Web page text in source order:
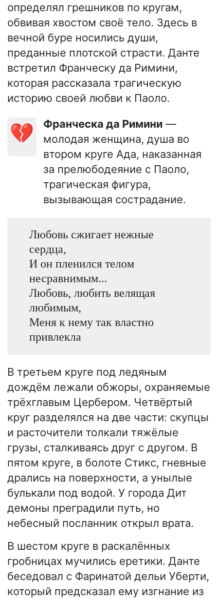
определял грешников по кругам,
обвивая хвостом своё тело. Здесь в
вечной буре носились души,
преданные плотской страсти. Данте
встретил Франческу да Римини,
которая рассказала трагическую
историю своей любви к Паоло.
💔 Франческа да Римини —
молодая женщина, душа во
втором круге Ада, наказанная
за прелюбодеяние с Паоло,
трагическая фигура,
вызывающая сострадание.
Любовь сжигает нежные
сердца,
И он пленился телом
несравнимым...
Любовь, любить велящая
любимым,
Меня к нему так властно
привлекла
В третьем круге под ледяным
дождём лежали обжоры, охраняемые
трёхглавым Цербером. Четвёртый
круг разделялся на две части: скупцы
и расточители толкали тяжёлые
грузы, сталкиваясь друг с другом. В
пятом круге, в болоте Стикс, гневные
дрались на поверхности, а унылые
булькали под водой. У города Дит
демоны преградили путь, но
небесный посланник открыл врата.
В шестом круге в раскалённых
гробницах мучились еретики. Данте
беседовал с Фаринатой дельи Уберти,
который предсказал ему изгнание из